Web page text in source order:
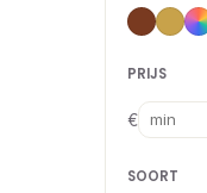
PRIJS
€
SOORT